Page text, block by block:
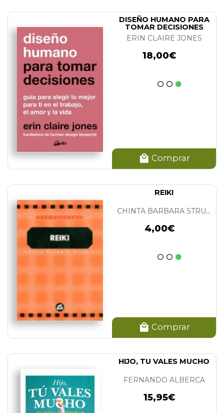
DISEÑO HUMANO PARA
TOMAR DECISIONES
ERIN CLAIRE JONES
18,00€
Comprar
REIKI
CHINTA BARBARA STRUBIN
4,00€
Comprar
HIJO, TU VALES MUCHO
FERNANDO ALBERCA
15,95€